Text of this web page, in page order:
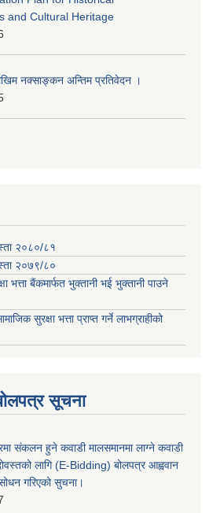
and Cultural Heritage
नक्साङ्कन अन्तिम प्रतिवेदन ।
२०८०/८१
२०७९/८०
भत्ता बैंकमार्फत भुक्तानी भई भुक्तानी पाउने
सुरक्षा भत्ता प्राप्त गर्ने लाभग्राहीको
सूचना
संकलन हुने कवाडी मालसमानमा लाग्ने कवाडी
लागि (E-Bidding) बोलपत्र आह्ववान
गरिएको सुचना।